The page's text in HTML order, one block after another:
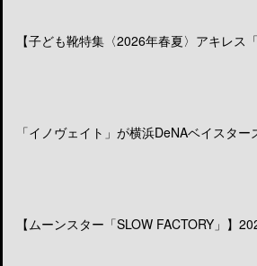
【子ども靴特集〈2026年春夏〉アキレス
「イノヴェイト」が横浜DeNAベイスタ
【ムーンスター「SLOW FACTORY」】